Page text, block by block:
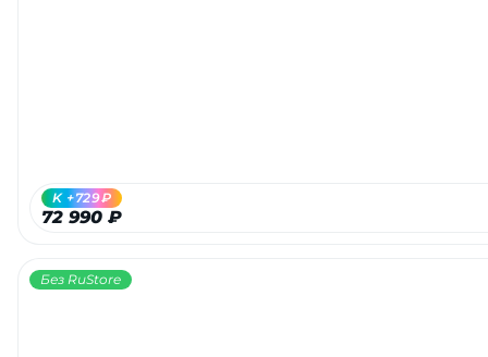
72 990 ₽
K +729₽
Без RuStore